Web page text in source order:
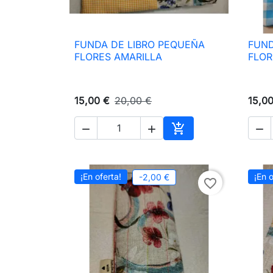
 Vista rápida
FUNDA DE LIBRO PEQUEÑA
FLORES AMARILLA
15,00 € 20,00 €
  
Añadir al carrito

¡En oferta! -2,00 € favorite_border ¡En